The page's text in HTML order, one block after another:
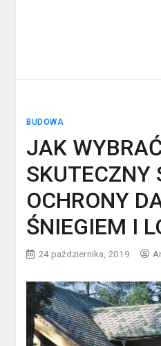
BUDOWA
JAK
SKUTECZNY
OCHRONY
ŚNIEGIEM I
24 października, 2019